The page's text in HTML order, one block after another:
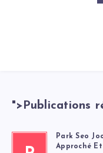
"> Publications
Park Seo
Approché